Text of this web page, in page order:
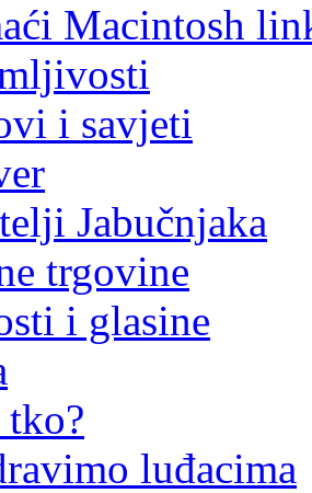
Macintosh
i savjeti
Jabučnjaka
trgovine
i glasine
luđacima